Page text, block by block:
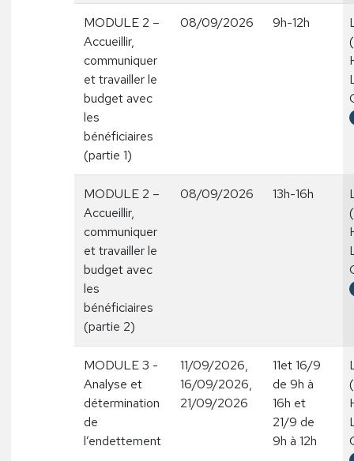
MODULE 2 –
Accueillir,
communiquer
et travailler le
budget avec
les
bénéficiaires
(partie 1)
08/09/2026 9h-12h
MODULE 2 –
Accueillir,
communiquer
et travailler le
budget avec
les
bénéficiaires
(partie 2)
08/09/2026 13h-16h
MODULE 3 -
Analyse et
détermination
de
l’endettement
11/09/2026,
16/09/2026,
21/09/2026
11et 16/9
de 9h à
16h et
21/9 de
9h à 12h